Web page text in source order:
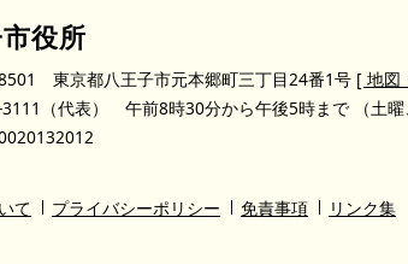
役所
東京都八王子市元本郷町三丁目24番1号 [ 地図
（代表） 午前8時30分から午後5時まで
（土
て プライバシーポリシー 免責事項 リンク集